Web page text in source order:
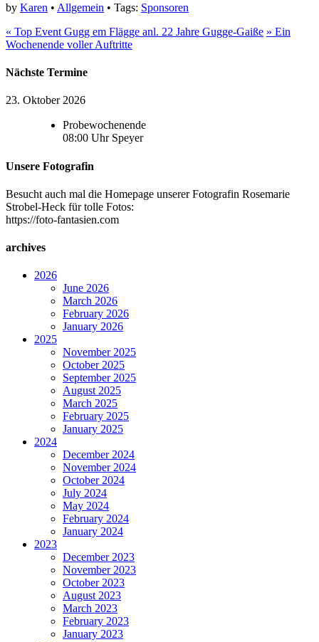
by Karen • Allgemein • Tags: Sponsoren
« Top Event Gugg em Flägge anl. 22 Jahre Gugge-Gaiße » Ein
Wochenende voller Auftritte
Nächste Termine
23. Oktober 2026
Probewochenende
08:00 Uhr Speyer
Unsere Fotografin
Besucht auch mal die Homepage unserer Fotografin Rosemarie
Strobel-Heck für tolle Fotos:
https://foto-fantasien.com
archives
2026
June 2026
March 2026
February 2026
January 2026
2025
November 2025
October 2025
September 2025
August 2025
March 2025
February 2025
January 2025
2024
December 2024
November 2024
October 2024
July 2024
May 2024
February 2024
January 2024
2023
December 2023
November 2023
October 2023
August 2023
March 2023
February 2023
January 2023